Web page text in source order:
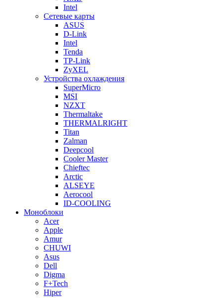
Intel
Сетевые карты
ASUS
D-Link
Intel
Tenda
TP-Link
ZyXEL
Устройства охлаждения
SuperMicro
MSI
NZXT
Thermaltake
THERMALRIGHT
Titan
Zalman
Deepcool
Cooler Master
Chieftec
Arctic
ALSEYE
Aerocool
ID-COOLING
Моноблоки
Acer
Apple
Amur
CHUWI
Asus
Dell
Digma
F+Tech
Hiper